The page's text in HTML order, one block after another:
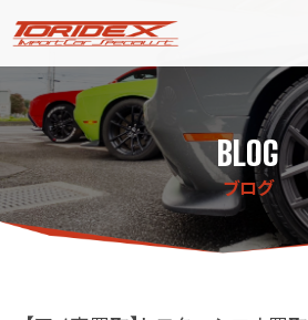
ブログ
ストックリスト
買取
BLOG
ブログ